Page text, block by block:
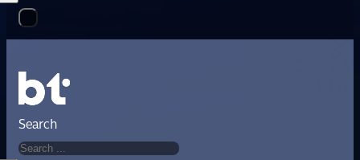
Search